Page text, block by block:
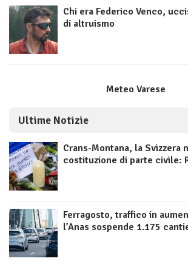
Chi era Federico Venco,
di altruismo
Meteo Varese
Ultime Notizie
Crans-Montana, la Svizzera
costituzione di parte civile:
Ferragosto, traffico in
l’Anas sospende 1.175